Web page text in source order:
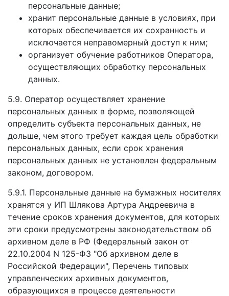
персональные данные;
хранит персональные данные в условиях, при
которых обеспечивается их сохранность и
исключается неправомерный доступ к ним;
организует обучение работников Оператора,
осуществляющих обработку персональных
данных.
5.9. Оператор осуществляет хранение
персональных данных в форме, позволяющей
определить субъекта персональных данных, не
дольше, чем этого требует каждая цель обработки
персональных данных, если срок хранения
персональных данных не установлен федеральным
законом, договором.
5.9.1. Персональные данные на бумажных носителях
хранятся у ИП Шлякова Артура Андреевича в
течение сроков хранения документов, для которых
эти сроки предусмотрены законодательством об
архивном деле в РФ (Федеральный закон от
22.10.2004 N 125-ФЗ "Об архивном деле в
Российской Федерации", Перечень типовых
управленческих архивных документов,
образующихся в процессе деятельности